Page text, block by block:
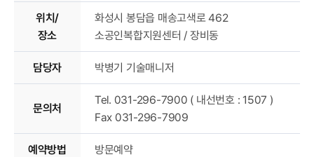
위치/
장소
화성시 봉담읍 매송고색로 462
소공인복합지원센터 / 장비동
담당자 박병기 기술매니저
문의처
Tel. 031-296-7900 ( 내선번호 : 1507 )
Fax 031-296-7909
예약방법 방문예약